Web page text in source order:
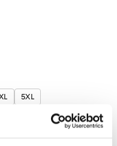
5XL
gewünschten